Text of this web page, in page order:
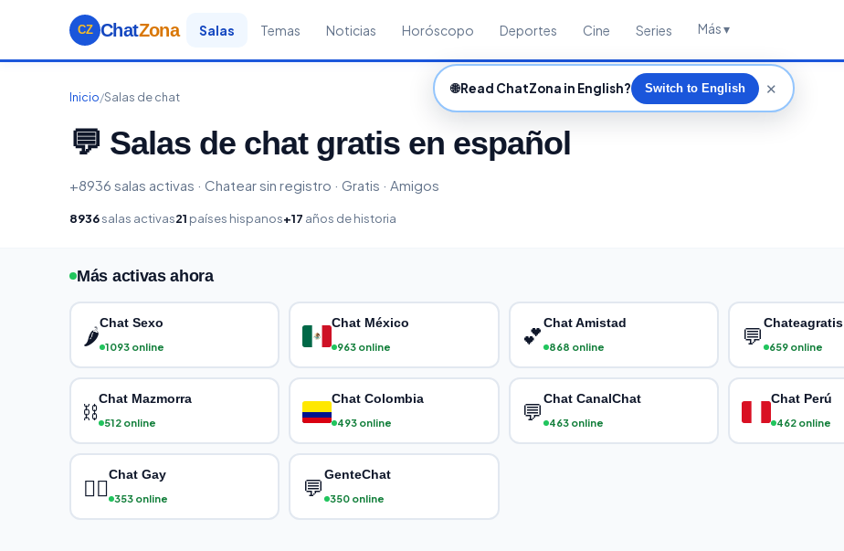
CZ ChatZona Salas Temas Noticias Horóscopo Deportes Cine Series Más ▾
Inicio/Salas de chat
💬 Salas de chat gratis en español
+8936 salas activas · Chatear sin registro · Gratis · Amigos
8936salas activas21 países hispanos+17 años de historia
Más activas ahora
🌶️Chat Sexo
1093 online
Chat México
963 online 💕 Chat Amistad
868 online 💬Chateagratis
659 online
⛓Chat Mazmorra
512 online
Chat Colombia
493 online 💬 Chat CanalChat
463 online
Chat Perú
462 online
🏳️‍🌈Chat Gay
353 online 💬GenteChat
350 online
🌐Read ChatZona in English? Switch to English ✕